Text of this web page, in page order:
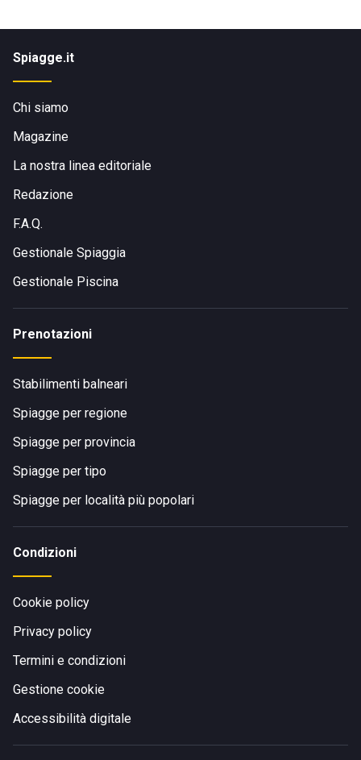
Spiagge.it
Chi siamo
Magazine
La nostra linea editoriale
Redazione
F.A.Q.
Gestionale Spiaggia
Gestionale Piscina
Prenotazioni
Stabilimenti balneari
Spiagge per regione
Spiagge per provincia
Spiagge per tipo
Spiagge per località più popolari
Condizioni
Cookie policy
Privacy policy
Termini e condizioni
Gestione cookie
Accessibilità digitale